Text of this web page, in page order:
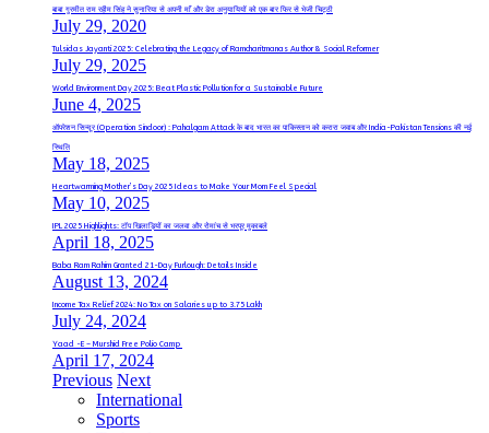
बाबा गुरमीत राम रहीम सिंह ने सुनारिया से अपनी माँ और डेरा अनुयायियों को एक बार फिर से भेजी चिट्ठी
July 29, 2020
Tulsidas Jayanti 2025: Celebrating the Legacy of Ramcharitmanas Author & Social Reformer
July 29, 2025
World Environment Day 2025: Beat Plastic Pollution for a Sustainable Future
June 4, 2025
ऑपरेशन सिन्दूर (Operation Sindoor) : Pahalgam Attack के बाद भारत का पाकिस्तान को करारा जवाब और India-Pakistan Tensions की नई
स्थिति
May 18, 2025
Heartwarming Mother’s Day 2025 Ideas to Make Your Mom Feel Special
May 10, 2025
IPL 2025 Highlights: टॉप खिलाड़ियों का जलवा और रोमांच से भरपूर मुकाबले
April 18, 2025
Baba Ram Rahim Granted 21-Day Furlough: Details Inside
August 13, 2024
Income Tax Relief 2024: No Tax on Salaries up to 3.75 Lakh
July 24, 2024
Yaad -E – Murshid Free Polio Camp
April 17, 2024
Previous Next
International
Sports